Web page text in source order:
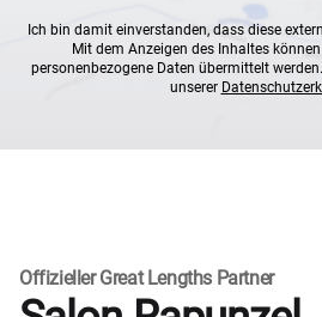
Ich bin damit einverstanden, dass diese
Mit dem Anzeigen des Inhaltes
personenbezogene Daten übermittelt
unserer
Offizieller Great Lengths Partner